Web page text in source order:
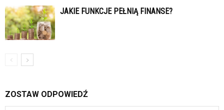
JAKIE FUNKCJE PEŁNIĄ FINANSE?
ZOSTAW ODPOWIEDŹ